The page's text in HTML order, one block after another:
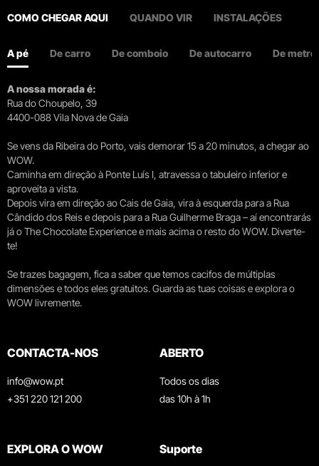
COMO CHEGAR AQUI QUANDO VIR INSTALAÇÕES
A pé De carro De comboio De autocarro De metro
A nossa morada é:
Rua do Choupelo, 39
4400-088 Vila Nova de Gaia
Se vens da Ribeira do Porto, vais demorar 15 a 20 minutos, a chegar ao
WOW.
Caminha em direção à Ponte Luís I, atravessa o tabuleiro inferior e
aproveita a vista.
Depois vira em direção ao Cais de Gaia, vira à esquerda para a Rua
Cândido dos Reis e depois para a Rua Guilherme Braga – aí encontrarás
já o The Chocolate Experience e mais acima o resto do WOW. Diverte-
te!
Se trazes bagagem, fica a saber que temos cacifos de múltiplas
dimensões e todos eles gratuitos. Guarda as tuas coisas e explora o
WOW livremente.
CONTACTA-NOS
info@wow.pt
+351 220 121 200
ABERTO
Todos os dias
das 10h à 1h
EXPLORA O WOW Suporte